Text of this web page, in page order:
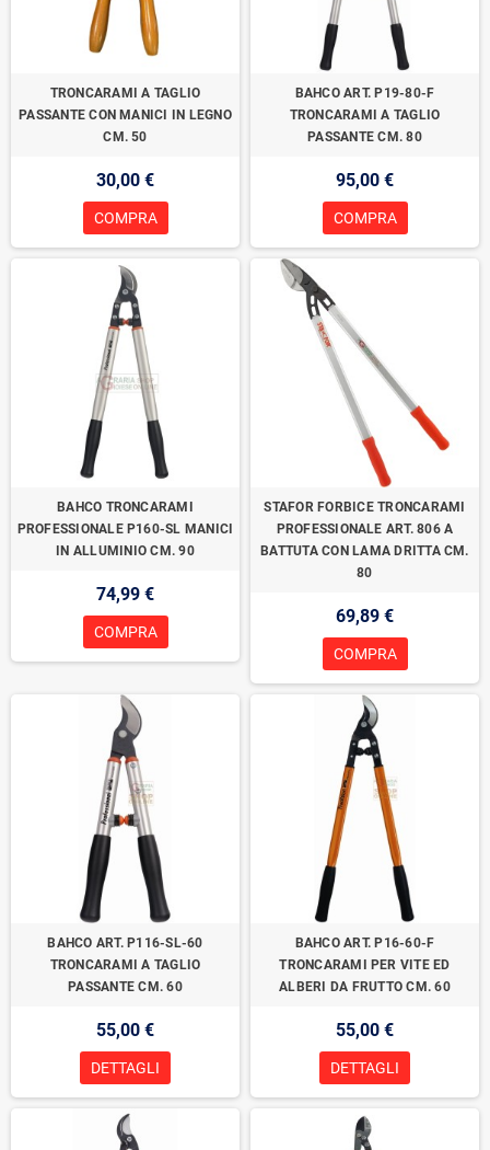
TRONCARAMI A TAGLIO
PASSANTE CON MANICI IN LEGNO
CM. 50
30,00 €
COMPRA
BAHCO ART. P19-80-F
TRONCARAMI A TAGLIO
PASSANTE CM. 80
95,00 €
COMPRA
BAHCO TRONCARAMI
PROFESSIONALE P160-SL MANICI
IN ALLUMINIO CM. 90
74,99 €
COMPRA
STAFOR FORBICE TRONCARAMI
PROFESSIONALE ART. 806 A
BATTUTA CON LAMA DRITTA CM.
80
69,89 €
COMPRA
BAHCO ART. P116-SL-60
TRONCARAMI A TAGLIO
PASSANTE CM. 60
55,00 €
DETTAGLI
BAHCO ART. P16-60-F
TRONCARAMI PER VITE ED
ALBERI DA FRUTTO CM. 60
55,00 €
DETTAGLI